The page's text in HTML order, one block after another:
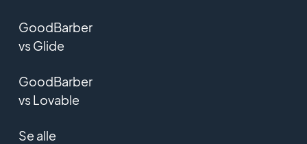
GoodBarber
vs Glide
GoodBarber
vs Lovable
Se alle